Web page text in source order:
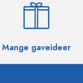
Mange gaveideer